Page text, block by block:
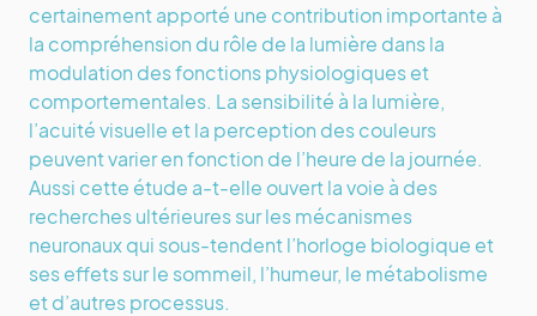
certainement apporté une contribution importante à
la compréhension du rôle de la lumière dans la
modulation des fonctions physiologiques et
comportementales. La sensibilité à la lumière,
l’acuité visuelle et la perception des couleurs
peuvent varier en fonction de l’heure de la journée.
Aussi cette étude a-t-elle ouvert la voie à des
recherches ultérieures sur les mécanismes
neuronaux qui sous-tendent l’horloge biologique et
ses effets sur le sommeil, l’humeur, le métabolisme
et d’autres processus.